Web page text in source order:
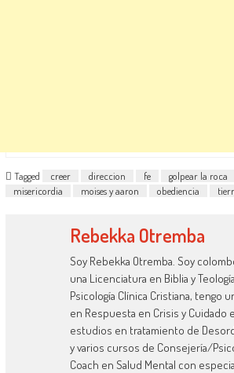
Tagged creer direccion fe golpear la roca
misericordia
moises y aaron obediencia
Rebekka Otremba
Soy Rebekka Otremba. Soy
una Licenciatura en Biblia y
Psicología Clínica Cristiana, tengo
en Respuesta en Crisis y Cuidado
estudios en tratamiento de
y varios cursos de Consejería/
Coach en Salud Mental con